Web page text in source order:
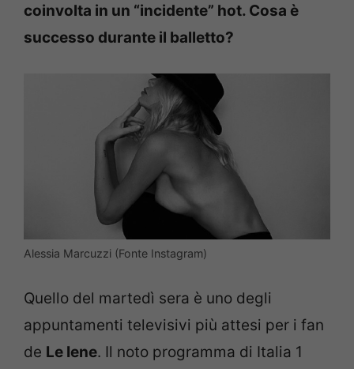
coinvolta in un “incidente” hot. Cosa è
successo durante il balletto?
Alessia Marcuzzi (Fonte Instagram)
Quello del martedì sera è uno degli
appuntamenti televisivi più attesi per i fan
de Le Iene. Il noto programma di Italia 1